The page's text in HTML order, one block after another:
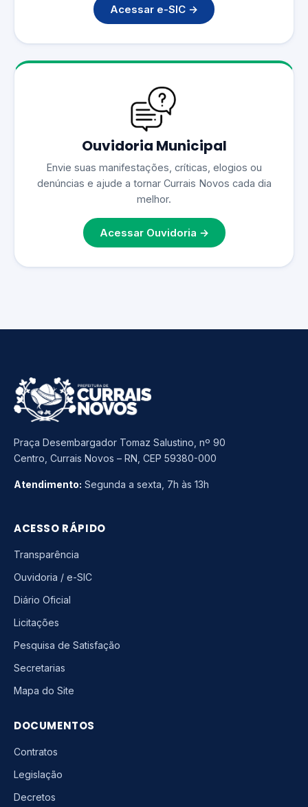
Acessar e-SIC →
Ouvidoria Municipal
Envie suas manifestações, críticas, elogios ou
denúncias e ajude a tornar Currais Novos cada dia
melhor.
Acessar Ouvidoria →
Praça Desembargador Tomaz Salustino, nº 90
Centro, Currais Novos – RN, CEP 59380-000
Atendimento: Segunda a sexta, 7h às 13h
ACESSO RÁPIDO
Transparência
Ouvidoria / e-SIC
Diário Oficial
Licitações
Pesquisa de Satisfação
Secretarias
Mapa do Site
DOCUMENTOS
Contratos
Legislação
Decretos